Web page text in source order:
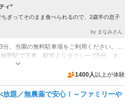
ィ”
ぎってそのまま食べられるので、2歳半の息子
by まなみさん
(1)車ー高松道板野ICから車で3分。当園の無料駐車場をご利用ください。（大型バスの方はご相談ください。）
月1３日まで 休園日：木曜日
舗装なし、芝生の駐車場です。
1400人 以上が体験
題／無農薬で安心！～ファミリーや